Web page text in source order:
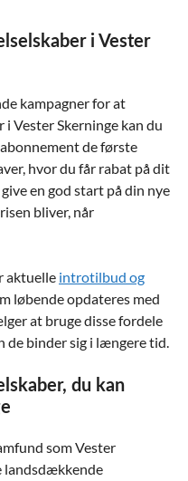
i Vester
kampagner for at
Vester Skerninge kan du
de første
hvor du får rabat på dit
en god start på din nye
bliver, når
aktuelle introtilbud og
løbende opdateres med
at bruge disse fordele
de binder sig i længere tid.
du kan
som Vester
landsdækkende